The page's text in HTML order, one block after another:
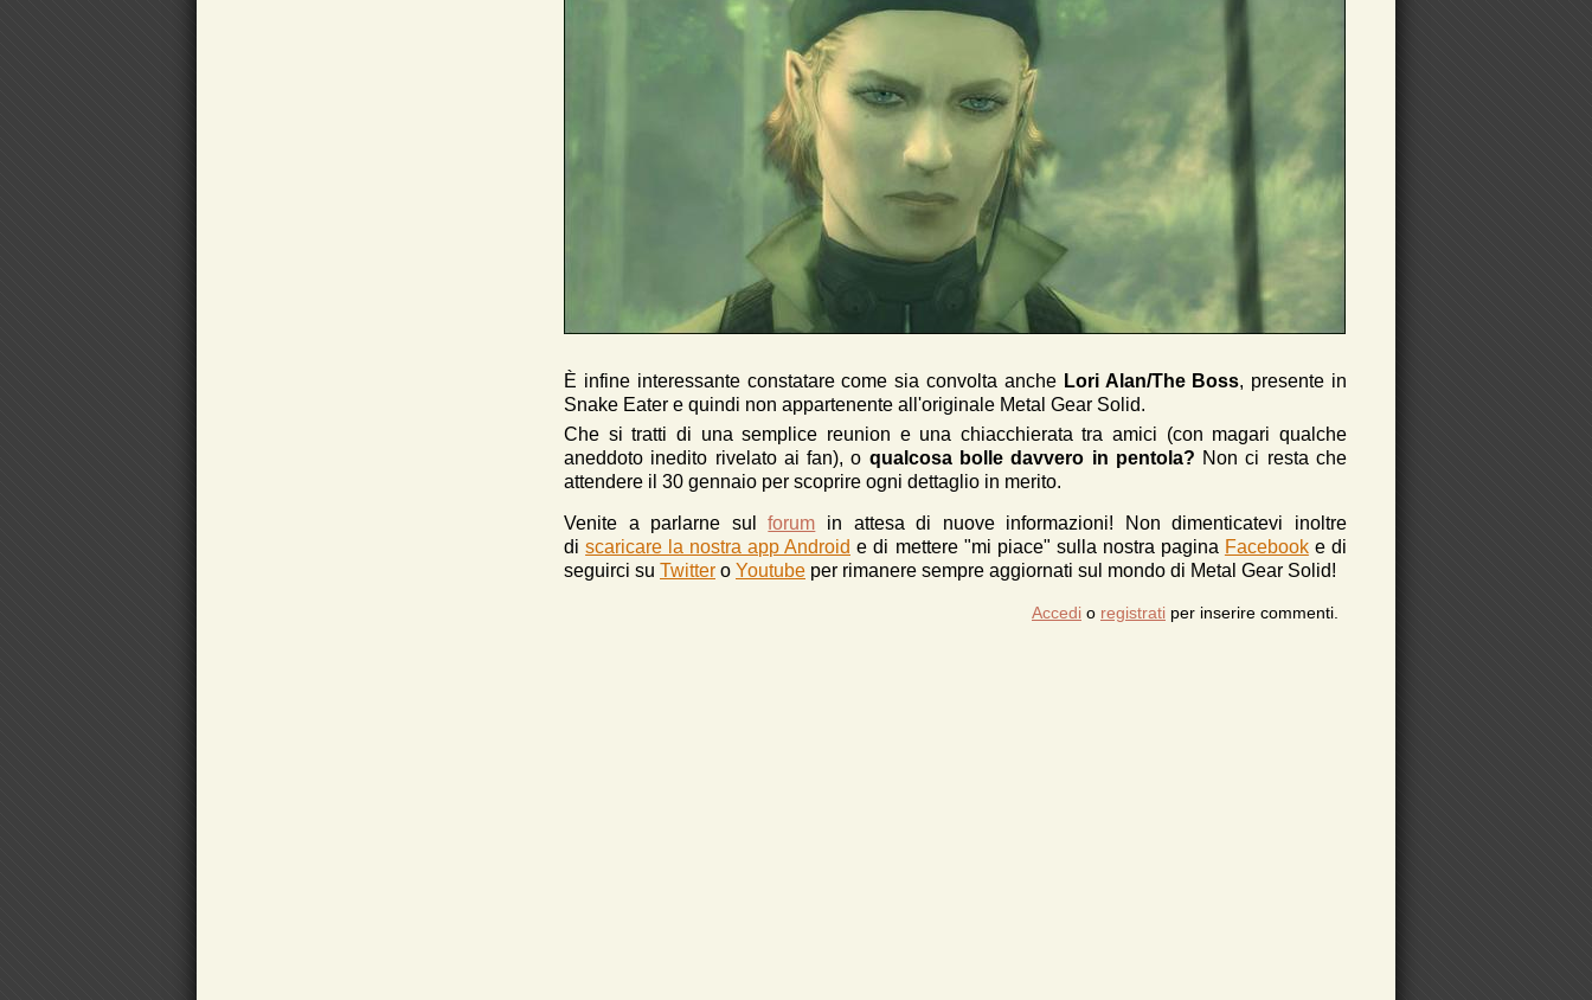
È infine interessante constatare come sia convolta ancheLori Alan/The Boss, presente in
Snake Eater e quindi non appartenente all'originale Metal Gear Solid.
Che si tratti di una semplice reunion e una chiacchierata tra amici (con magari qualche
aneddoto inedito rivelato ai fan), o qualcosa bolle davvero in pentola? Non ci resta che
attendere il 30 gennaio per scoprire ogni dettaglio in merito.
Venite a parlarne sulforum in attesa di nuove informazioni!
Non dimenticatevi inoltre
discaricare la nostra app Android e di mettere "mi piace" sulla nostra pagina Facebooke di
seguirci su Twitter o Youtube per rimanere sempre aggiornati sul mondo di Metal Gear Solid!
Accedi o registrati per inserire commenti.